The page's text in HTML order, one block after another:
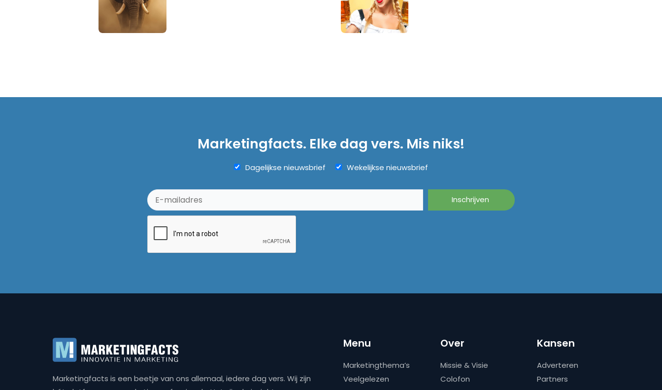
Marketingfacts. Elke dag vers. Mis niks!
Dagelijkse nieuwsbrief Wekelijkse nieuwsbrief
Marketingfacts is een beetje van ons allemaal, iedere dag vers. Wij zijn
Menu
Marketingthema’s
Veelgelezen
Over
Missie & Visie
Colofon
Kansen
Adverteren
Partners